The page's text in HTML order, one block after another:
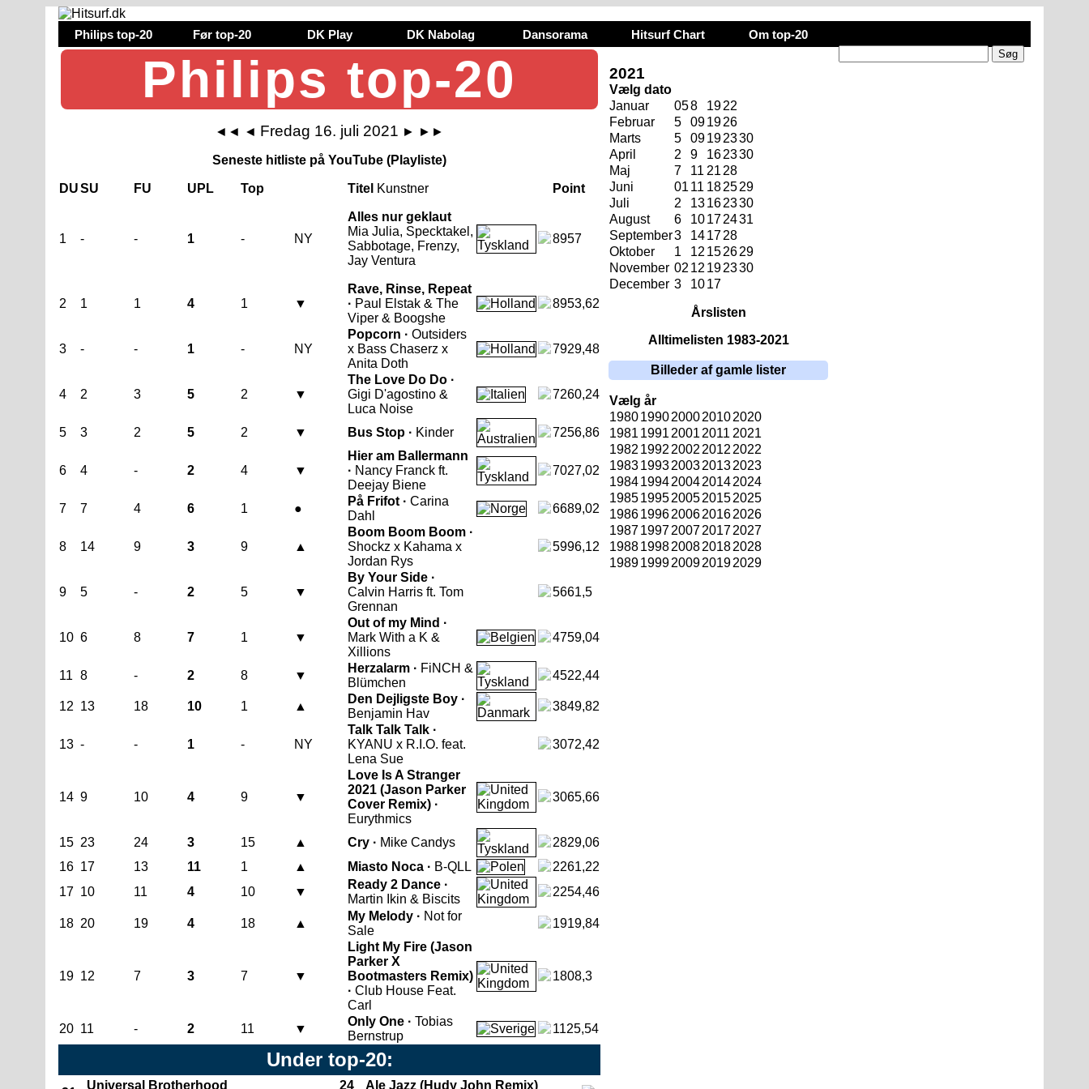
Philips top-20 Før top-20 DK Play DK Nabolag Dansorama Hitsurf Chart Om top-20
Philips top-20
◄◄ ◄ Fredag 16. juli 2021 ► ►►
Seneste hitliste på YouTube (Playliste)
DUSU FU UPL Top Titel Kunstner Point
1 - - 1 - NY
Alles nur geklaut
Mia Julia, Specktakel,
Sabbotage, Frenzy,
Jay Ventura
8957
2 1 1 4 1 ▼
Rave, Rinse, Repeat
· Paul Elstak & The
Viper & Boogshe
8953,62
3 - - 1 - NY
Popcorn · Outsiders
x Bass Chaserz x
Anita Doth
7929,48
4 2 3 5 2 ▼
The Love Do Do ·
Gigi D'agostino &
Luca Noise
7260,24
5 3 2 5 2 ▼ Bus Stop · Kinder 7256,86
6 4 - 2 4 ▼
Hier am Ballermann
· Nancy Franck ft.
Deejay Biene
7027,02
7 7 4 6 1 ●
På Frifot · Carina
Dahl
6689,02
8 14 9 3 9 ▲
Boom Boom Boom ·
Shockz x Kahama x
Jordan Rys
5996,12
9 5 - 2 5 ▼
By Your Side ·
Calvin Harris ft. Tom
Grennan
5661,5
10 6 8 7 1 ▼
Out of my Mind ·
Mark With a K &
Xillions
4759,04
11 8 - 2 8 ▼
Herzalarm · FiNCH &
Blümchen
4522,44
12 13 18 10 1 ▲
Den Dejligste Boy ·
Benjamin Hav
3849,82
13 - - 1 - NY
Talk Talk Talk ·
KYANU x R.I.O. feat.
Lena Sue
3072,42
14 9 10 4 9 ▼
Love Is A Stranger
2021 (Jason Parker
Cover Remix) ·
Eurythmics
3065,66
15 23 24 3 15 ▲ Cry · Mike Candys
2829,06
16 17 13 11 1 ▲ Miasto Noca · B-QLL
2261,22
17 10 11 4 10 ▼
Ready 2 Dance ·
Martin Ikin & Biscits
2254,46
18 20 19 4 18 ▲
My Melody · Not for
Sale
1919,84
19 12 7 3 7 ▼
Light My Fire (Jason
Parker X
Bootmasters Remix)
· Club House Feat.
Carl
1808,3
20 11 - 2 11 ▼
Only One · Tobias
Bernstrup
1125,54
Under top-20:
Universal Brotherhood 24 Ale Jazz (Hudy John Remix)
2021
Vælg dato
Januar
058 1922
Februar
5 091926
Marts
5 09192330
April
2 9 162330
Maj
7 11 21 28
Juni
01 11 182529
Juli
2 13162330
August
6 10172431
September3 141728
Oktober
1 12 152629
November 02 12 192330
December 3 1017
Årslisten
Alltimelisten 1983-2021
Billeder af gamle lister
Vælg år
19801990200020102020
1981 1991 2001 2011 2021
1982 1992 2002 2012 2022
19831993200320132023
19841994200420142024
19851995200520152025
19861996200620162026
19871997200720172027
19881998200820182028
19891999200920192029